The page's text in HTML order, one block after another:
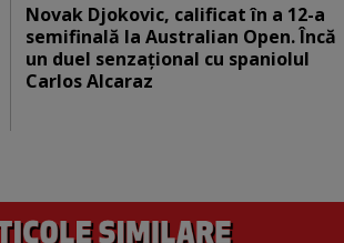
Novak Djokovic, calificat în a 12-a
semifinală la Australian Open. Încă
un duel senzațional cu spaniolul
Carlos Alcaraz